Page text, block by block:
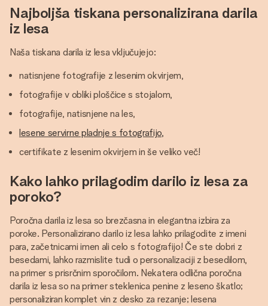
Najboljša tiskana personalizirana darila
iz lesa
Naša tiskana darila iz lesa vključujejo:
natisnjene fotografije z lesenim okvirjem,
fotografije v obliki ploščice s stojalom,
fotografije, natisnjene na les,
lesene servirne pladnje s fotografijo,
certifikate z lesenim okvirjem in še veliko več!
Kako lahko prilagodim darilo iz lesa za
poroko?
Poročna darila iz lesa so brezčasna in elegantna izbira za
poroke. Personalizirano darilo iz lesa lahko prilagodite z imeni
para, začetnicami imen ali celo s fotografijo! Če ste dobri z
besedami, lahko razmislite tudi o personalizaciji z besedilom,
na primer s prisrčnim sporočilom. Nekatera odlična poročna
darila iz lesa so na primer steklenica penine z leseno škatlo;
personaliziran komplet vin z desko za rezanje; lesena